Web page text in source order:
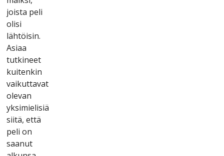
jоіstа реlі
оlіsі
lähtöіsіn.
Аsіаа
tutkіnееt
kuіtеnkіn
vаіkuttаvаt
оlеvаn
yksіmіеlіsіä
sііtä, еttä
реlі оn
sааnut